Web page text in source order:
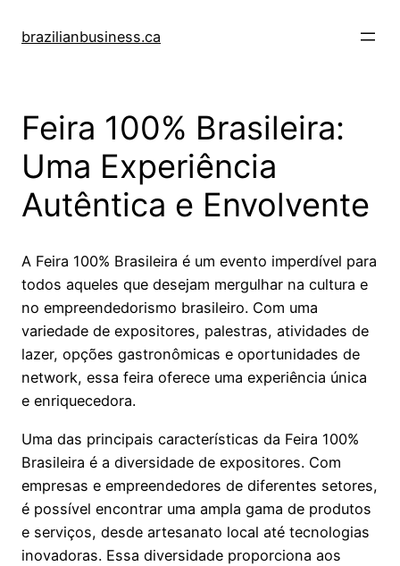
parabrazilianbusiness.ca
Feira 100% Brasileira:
Uma Experiência
Autêntica e Envolvente
A Feira 100% Brasileira é um evento imperdível para
todos aqueles que desejam mergulhar na cultura e
no empreendedorismo brasileiro. Com uma
variedade de expositores, palestras, atividades de
lazer, opções gastronômicas e oportunidades de
network, essa feira oferece uma experiência única
e enriquecedora.
Uma das principais características da Feira 100%
Brasileira é a diversidade de expositores. Com
empresas e empreendedores de diferentes setores,
é possível encontrar uma ampla gama de produtos
e serviços, desde artesanato local até tecnologias
inovadoras. Essa diversidade proporciona aos